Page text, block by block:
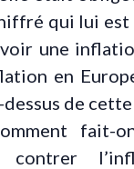
qui lui est
une
en
de
fait-
contrer